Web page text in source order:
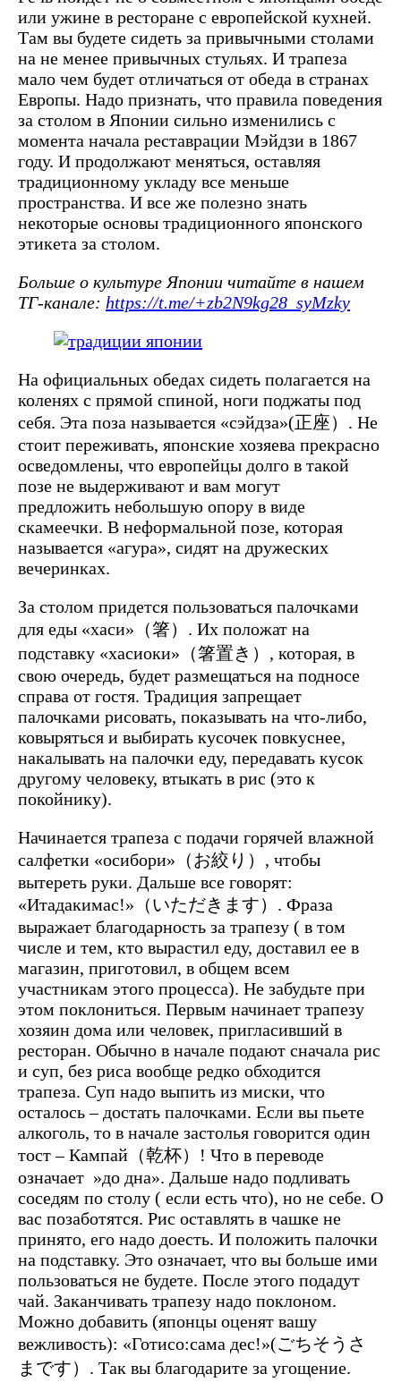
или ужине в ресторане с европейской кухней.
Там вы будете сидеть за привычными столами
на не менее привычных стульях. И трапеза
мало чем будет отличаться от обеда в странах
Европы. Надо признать, что правила поведения
за столом в Японии сильно изменились с
момента начала реставрации Мэйдзи в 1867
году. И продолжают меняться, оставляя
традиционному укладу все меньше
пространства. И все же полезно знать
некоторые основы традиционного японского
этикета за столом.
Больше о культуре Японии читайте в нашем
ТГ-канале: https://t.me/+zb2N9kg28_syMzky
На официальных обедах сидеть полагается на
коленях с прямой спиной, ноги поджаты под
себя. Эта поза называется «сэйдза»(正座）. Не
стоит переживать, японские хозяева прекрасно
осведомлены, что европейцы долго в такой
позе не выдерживают и вам могут
предложить небольшую опору в виде
скамеечки. В неформальной позе, которая
называется «агура», сидят на дружеских
вечеринках.
За столом придется пользоваться палочками
для еды «хаси»（箸）. Их положат на
подставку «хасиоки»（箸置き）, которая, в
свою очередь, будет размещаться на подносе
справа от гостя. Традиция запрещает
палочками рисовать, показывать на что-либо,
ковыряться и выбирать кусочек повкуснее,
накалывать на палочки еду, передавать кусок
другому человеку, втыкать в рис (это к
покойнику).
Начинается трапеза с подачи горячей влажной
салфетки «осибори»（お絞り）, чтобы
вытереть руки. Дальше все говорят:
«Итадакимас!»（いただきます）. Фраза
выражает благодарность за трапезу ( в том
числе и тем, кто вырастил еду, доставил ее в
магазин, приготовил, в общем всем
участникам этого процесса). Не забудьте при
этом поклониться. Первым начинает трапезу
хозяин дома или человек, пригласивший в
ресторан. Обычно в начале подают сначала рис
и суп, без риса вообще редко обходится
трапеза. Суп надо выпить из миски, что
осталось – достать палочками. Если вы пьете
алкоголь, то в начале застолья говорится один
тост – Кампай（乾杯）! Что в переводе
означает »до дна». Дальше надо подливать
соседям по столу ( если есть что), но не себе. О
вас позаботятся. Рис оставлять в чашке не
принято, его надо доесть. И положить палочки
на подставку. Это означает, что вы больше ими
пользоваться не будете. После этого подадут
чай. Заканчивать трапезу надо поклоном.
Можно добавить (японцы оценят вашу
вежливость): «Готисо:сама дес!»(ごちそうさ
まです）. Так вы благодарите за угощение.